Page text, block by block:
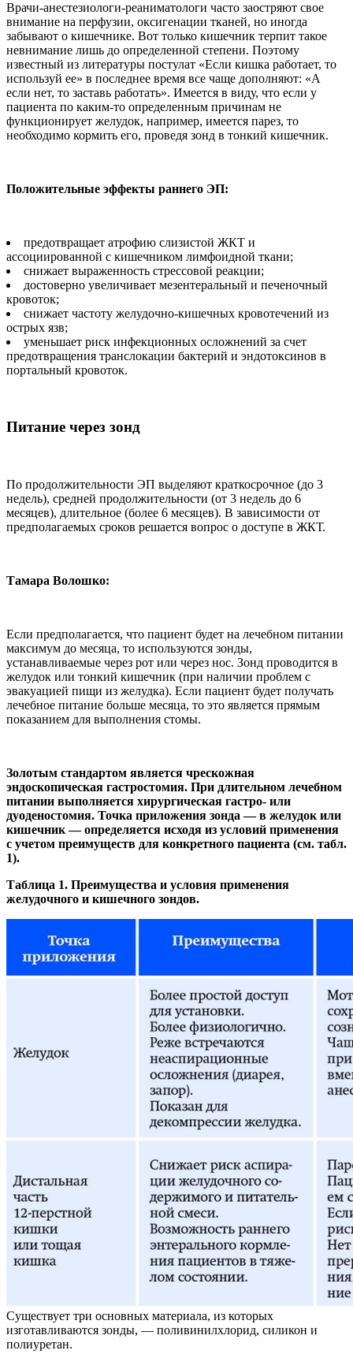
Врачи-анестезиологи-реаниматологи часто заостряют свое
внимание на перфузии, оксигенации тканей, но иногда
забывают о кишечнике. Вот только кишечник терпит такое
невнимание лишь до определенной степени. Поэтому
известный из литературы постулат «Если кишка работает, то
используй ее» в последнее время все чаще дополняют: «А
если нет, то заставь работать». Имеется в виду, что если у
пациента по каким-то определенным причинам не
функционирует желудок, например, имеется парез, то
необходимо кормить его, проведя зонд в тонкий кишечник.
Положительные эффекты раннего ЭП:
предотвращает атрофию слизистой ЖКТ и
ассоциированной с кишечником лимфоидной ткани;
снижает выраженность стрессовой реакции;
достоверно увеличивает мезентеральный и печеночный
кровоток;
снижает частоту желудочно-кишечных кровотечений из
острых язв;
уменьшает риск инфекционных осложнений за счет
предотвращения транслокации бактерий и эндотоксинов в
портальный кровоток.
Питание через зонд
По продолжительности ЭП выделяют краткосрочное (до 3
недель), средней продолжительности (от 3 недель до 6
месяцев), длительное (более 6 месяцев). В зависимости от
предполагаемых сроков решается вопрос о доступе в ЖКТ.
Тамара Волошко:
Если предполагается, что пациент будет на лечебном питании
максимум до месяца, то используются зонды,
устанавливаемые через рот или через нос. Зонд проводится в
желудок или тонкий кишечник (при наличии проблем с
эвакуацией пищи из желудка). Если пациент будет получать
лечебное питание больше месяца, то это является прямым
показанием для выполнения стомы.
Золотым стандартом является чрескожная
эндоскопическая гастростомия. При длительном лечебном
питании выполняется хирургическая гастро- или
дуоденостомия. Точка приложения зонда — в желудок или
кишечник — определяется исходя из условий применения
с учетом преимуществ для конкретного пациента (см. табл.
1).
Таблица 1. Преимущества и условия применения
желудочного и кишечного зондов.
Существует три основных материала, из которых
изготавливаются зонды, — поливинилхлорид, силикон и
полиуретан.